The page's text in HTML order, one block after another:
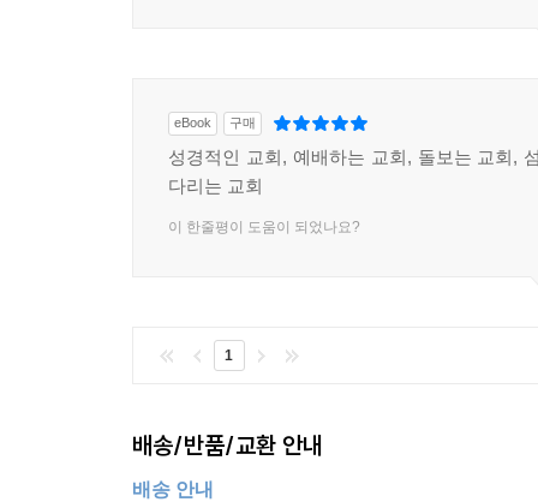
eBook 구매
성경적인 교회, 예배하는 교회, 돌보는 교회,
다리는 교회
이 한줄평이 도움이 되었나요?
1
배송/반품/교환 안내
배송 안내